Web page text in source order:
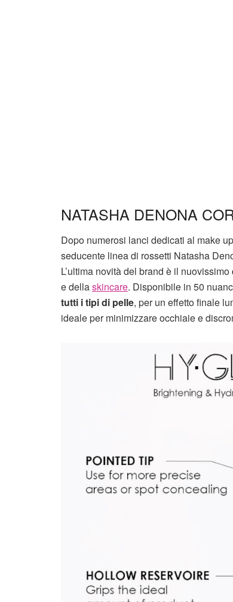
NATASHA DENONA
Dopo numerosi lanci dedicati al make
seducente linea di rossetti Natasha
L’ultima novità del brand è il nuovissimo
e dellaskincare. Disponibile in 50
tutti i tipi di pelle, per un effetto finale
ideale per minimizzare occhiaie e